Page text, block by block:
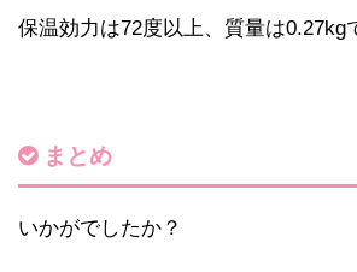
保温効力は72度以上、質量は0.27kg
まとめ
いかがでしたか？